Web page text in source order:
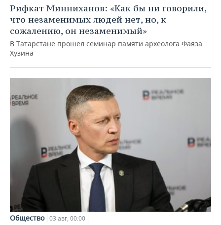
Рифкат Минниханов: «Как бы ни говорили,
что незаменимых людей нет, но, к
сожалению, он незаменимый»
В Татарстане прошел семинар памяти археолога Фаяза
Хузина
Общество 03 авг, 00:00